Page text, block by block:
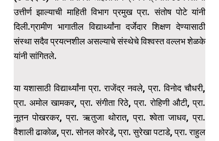
उत्तीर्ण झाल्याची माहिती विभाग प्रमुख प्रा. संतोष पोटे यांनी
दिली.ग्रामीण भागातील विद्यार्थ्यांना दर्जेदार शिक्षण देण्यासाठी
संस्था सदैव प्रयत्नशील असल्याचे संस्थेचे विश्वस्त वल्लभ शेळके
यांनी सांगितले.
या यशासाठी विद्यार्थ्यांना प्रा. राजेंद्र नवले, प्रा. विनोद चौधरी,
प्रा. अमोल खामकर, प्रा. संगीता रिठे, प्रा. रोहिणी औटी, प्रा.
नूतन पोखरकर, प्रा. ऋतुजा थोरात, प्रा. श्वेता जाधव, प्रा.
वैशाली ढाकोळ, प्रा. सोनल कोरडे, प्रा. सुरेखा पटाडे, प्रा. राहुल